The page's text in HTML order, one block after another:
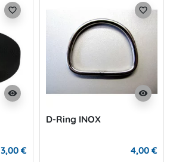
visibility
favorite_border
3,00 €
visibility
favorite_border
D-Ring INOX
4,00 €